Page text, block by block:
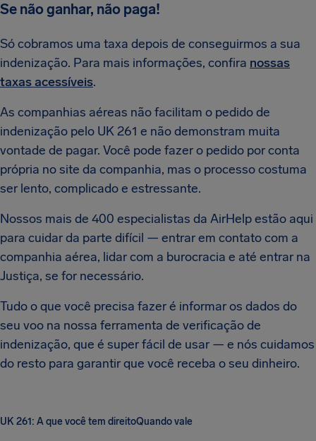
Se não ganhar, não paga!
Só cobramos uma taxa depois de conseguirmos a sua
indenização. Para mais informações, confira nossas
taxas acessíveis.
As companhias aéreas não facilitam o pedido de
indenização pelo UK 261 e não demonstram muita
vontade de pagar. Você pode fazer o pedido por conta
própria no site da companhia, mas o processo costuma
ser lento, complicado e estressante.
Nossos mais de 400 especialistas da AirHelp estão aqui
para cuidar da parte difícil — entrar em contato com a
companhia aérea, lidar com a burocracia e até entrar na
Justiça, se for necessário.
Tudo o que você precisa fazer é informar os dados do
seu voo na nossa ferramenta de verificação de
indenização, que é super fácil de usar — e nós cuidamos
do resto para garantir que você receba o seu dinheiro.
UK 261: A que você tem direitoQuando vale